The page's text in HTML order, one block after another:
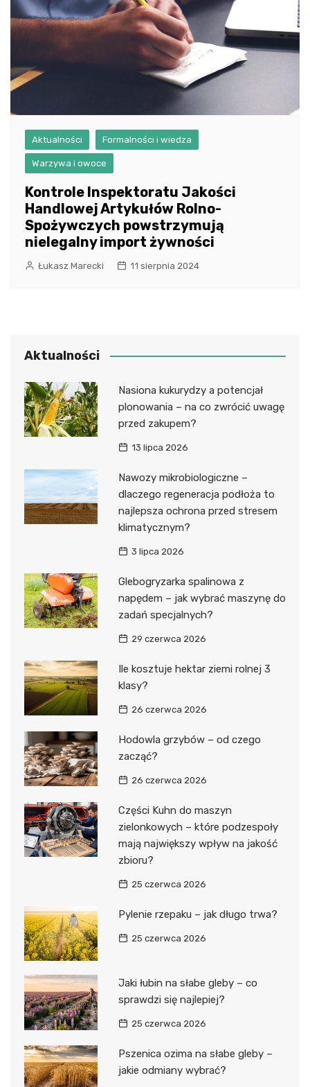
Aktualności Formalności i wiedza
Warzywa i owoce
Kontrole Inspektoratu Jakości
Handlowej Artykułów Rolno-
Spożywczych powstrzymują
nielegalny import żywności
Łukasz Marecki 11 sierpnia 2024
Aktualności
Nasiona kukurydzy a potencjał
plonowania – na co zwrócić uwagę
przed zakupem?
13 lipca 2026
Nawozy mikrobiologiczne –
dlaczego regeneracja podłoża to
najlepsza ochrona przed stresem
klimatycznym?
3 lipca 2026
Glebogryzarka spalinowa z
napędem – jak wybrać maszynę do
zadań specjalnych?
29 czerwca 2026
Ile kosztuje hektar ziemi rolnej 3
klasy?
26 czerwca 2026
Hodowla grzybów – od czego
zacząć?
26 czerwca 2026
Części Kuhn do maszyn
zielonkowych – które podzespoły
mają największy wpływ na jakość
zbioru?
25 czerwca 2026
Pylenie rzepaku – jak długo trwa?
25 czerwca 2026
Jaki łubin na słabe gleby – co
sprawdzi się najlepiej?
25 czerwca 2026
Pszenica ozima na słabe gleby –
jakie odmiany wybrać?